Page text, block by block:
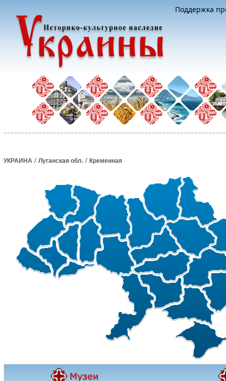
Поддержка
УКРАИНА / Луганская обл. / Кременная